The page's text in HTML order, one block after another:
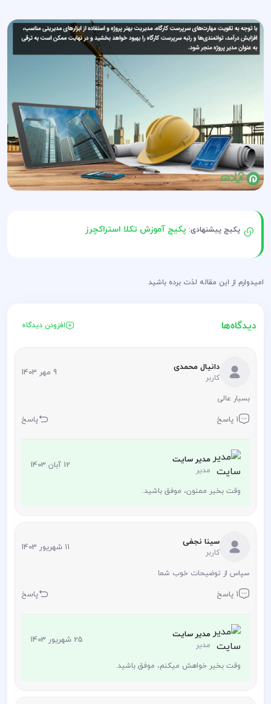
پکیج پیشنهادی: پکیج آموزش تکلا استراکچرز
امیدوارم از این مقاله لذت برده باشید
دیدگاه‌ها افزودن دیدگاه
دانیال محمدی
کاربر 9 مهر 1403
بسیار عالی
1 پاسخ پاسخ
مدیر سایت
مدیر 12 آبان 1403
وقت بخیر ممنون، موفق باشید.
سینا نجفی
کاربر 11 شهریور 1403
سپاس از توضیحات خوب شما
1 پاسخ پاسخ
مدیر سایت
مدیر 25 شهریور 1403
وقت بخیر خواهش میکنم، موفق باشید.